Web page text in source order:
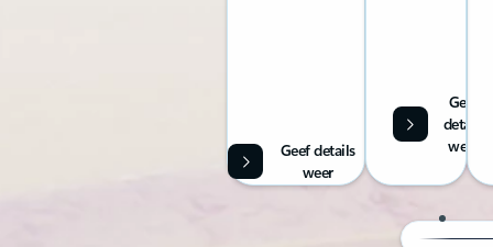
Geef
details
weer
Geef details
weer